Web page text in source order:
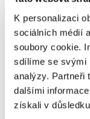
K personalizaci
sociálních médií
soubory cookie.
sdílíme se svými
analýzy. Partneři
dalšími
získali v